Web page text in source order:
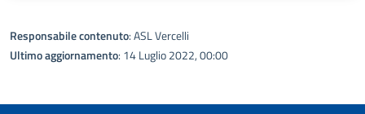
Responsabile contenuto: ASL Vercelli
Ultimo aggiornamento: 14 Luglio 2022, 00:00